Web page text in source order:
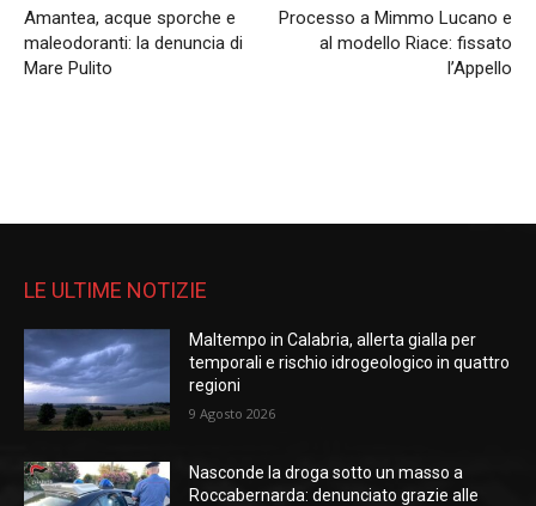
Amantea, acque sporche e
maleodoranti: la denuncia di
Mare Pulito
Processo a Mimmo Lucano e
al modello Riace: fissato
l’Appello
LE ULTIME NOTIZIE
Maltempo in Calabria, allerta gialla per
temporali e rischio idrogeologico in quattro
regioni
9 Agosto 2026
Nasconde la droga sotto un masso a
Roccabernarda: denunciato grazie alle